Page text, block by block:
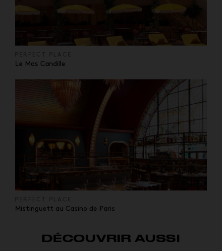
Le Mas Candille
Mistinguett au Casino de Paris
DÉCOUVRIR AUSSI